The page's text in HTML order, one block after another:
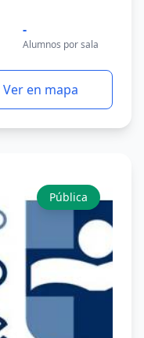
-
Alumnos por sala
Ver en mapa
Pública